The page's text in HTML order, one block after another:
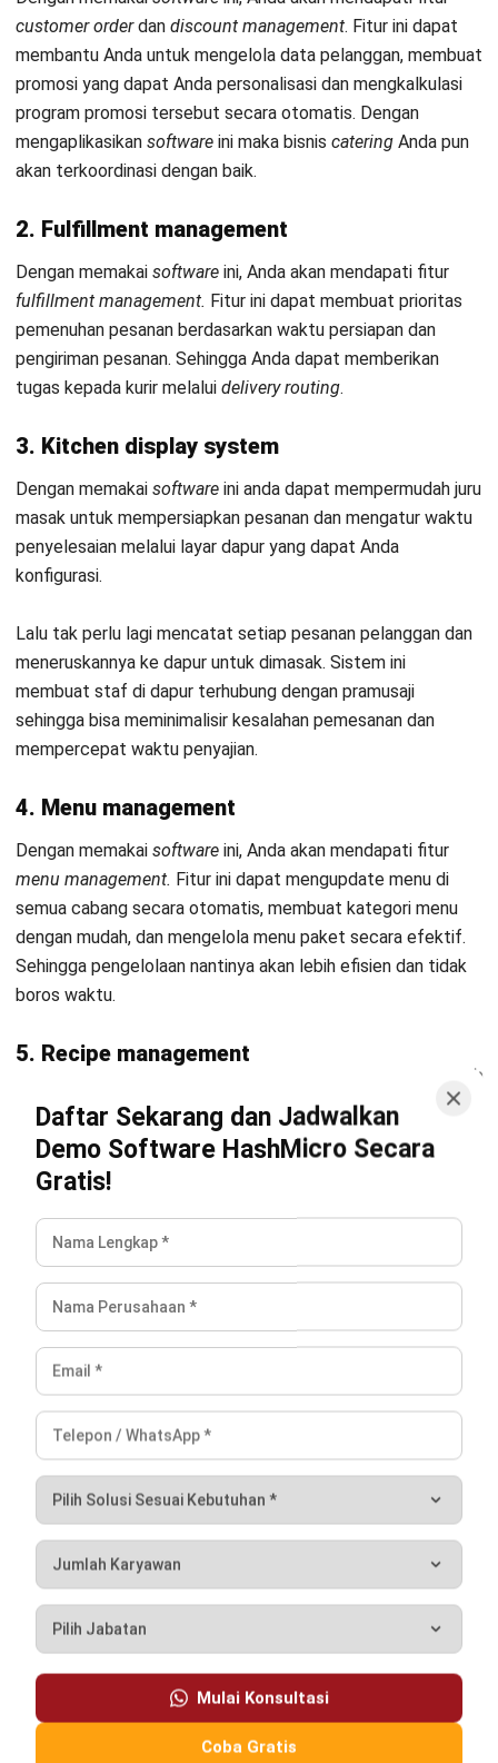
membaca Panduan Editorial kami
KonsultasiGratisdan Dapatkan Solusi
yang Tepat
Contoh & Cara Efektif Pembagian Jam
Oscar Renatha
CATERING
12 Rekomendasi Aplikasi Catering
Terbaik di Indonesia 2026
Hendra Gunawan- 15/07/2026
Sistem Manajemen Catering dan Tips